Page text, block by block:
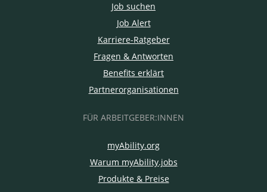
Job suchen
Job Alert
Karriere-Ratgeber
Fragen & Antworten
Benefits erklärt
Partnerorganisationen
FÜR ARBEITGEBER:INNEN
myAbility.org
Warum myAbility.jobs
Produkte & Preise